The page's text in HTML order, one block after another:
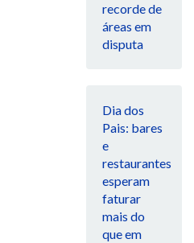
recorde de
áreas em
disputa
Dia dos
Pais: bares
e
restaurantes
esperam
faturar
mais do
que em